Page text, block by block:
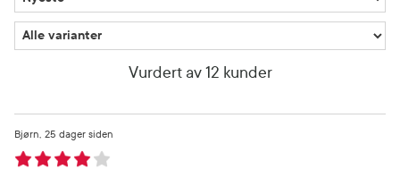
Vurdert av 12 kunder
25 dager siden
Bjørn